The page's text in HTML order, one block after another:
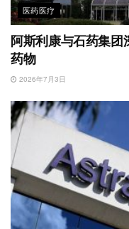
医药医疗
阿斯利康与石药集
药物
2026年7月3日